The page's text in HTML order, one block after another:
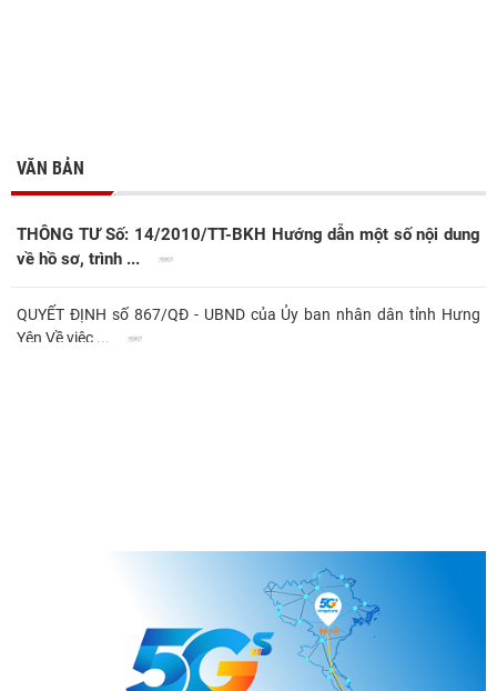
VĂN BẢN
THÔNG TƯ Số: 14/2010/TT-BKH Hướng dẫn một số nội dung
về hồ sơ, trình ...
QUYẾT ĐỊNH số 867/QĐ - UBND của Ủy ban nhân dân tỉnh Hưng
Yên Về việc ...